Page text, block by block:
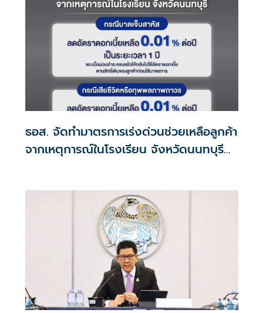
ธอส. จัดทำมาตรการเร่งด่วนช่วยเหลือลูกค้า
จากเหตุการณ์ในโรงเรียน จังหวัดนนทบุรี